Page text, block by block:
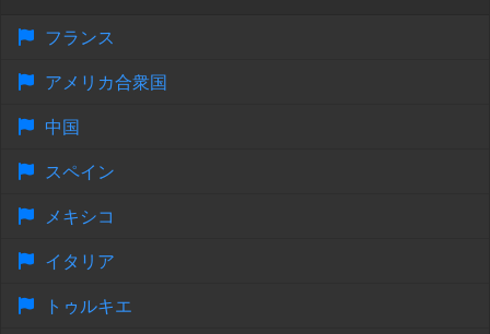
フランス
アメリカ合衆国
中国
スペイン
メキシコ
イタリア
トゥルキエ